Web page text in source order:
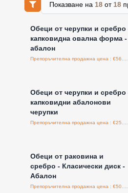
Показване на 18от 18
Влезте за цени на едро
Обeци от черупки и сребро
капковидна овална форма -
абалон
Обеци от черупки и сребро
капковидни абалонови
черупки
Обеци от раковина и
сребро - Класически диск -
Абалон